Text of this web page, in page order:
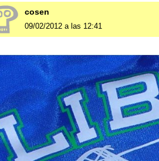
cosen
09/02/2012 a las 12:41